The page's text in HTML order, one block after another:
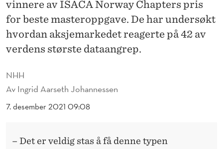
A
S
T
R
P
NHH
Av Ingrid Aarseth Johannessen
7. desember 2021 09:08
vinnere av ISACA Norway Chapters pris
for beste masteroppgave. De har undersøkt
hvordan aksjemarkedet reagerte på 42 av
verdens største dataangrep.
– Det er veldig stas å få denne typen